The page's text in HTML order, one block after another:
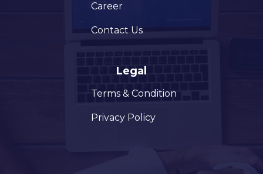
Career
Contact Us
Legal
Terms & Condition
Privacy Policy